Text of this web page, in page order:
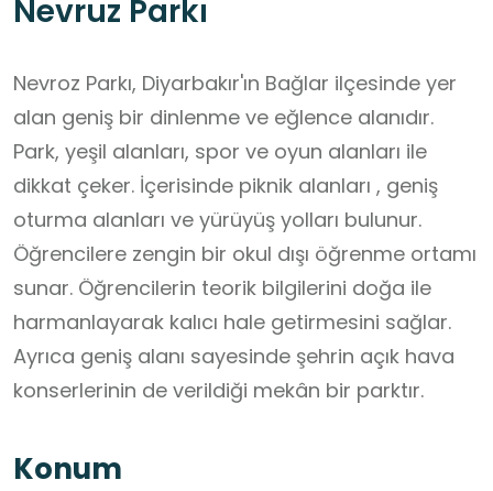
Nevruz Parkı
Nevroz Parkı, Diyarbakır'ın Bağlar ilçesinde yer
alan geniş bir dinlenme ve eğlence alanıdır.
Park, yeşil alanları, spor ve oyun alanları ile
dikkat çeker. İçerisinde piknik alanları , geniş
oturma alanları ve yürüyüş yolları bulunur.
Öğrencilere zengin bir okul dışı öğrenme ortamı
sunar. Öğrencilerin teorik bilgilerini doğa ile
harmanlayarak kalıcı hale getirmesini sağlar.
Ayrıca geniş alanı sayesinde şehrin açık hava
konserlerinin de verildiği mekân bir parktır.
Konum